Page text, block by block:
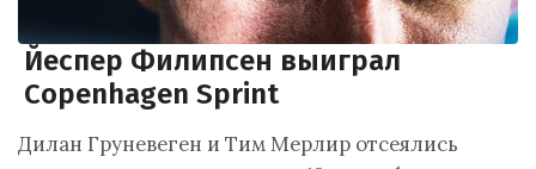
Йеспер Филипсен выиграл
Copenhagen Sprint
Дилан Груневеген и Тим Мерлир отсеялись